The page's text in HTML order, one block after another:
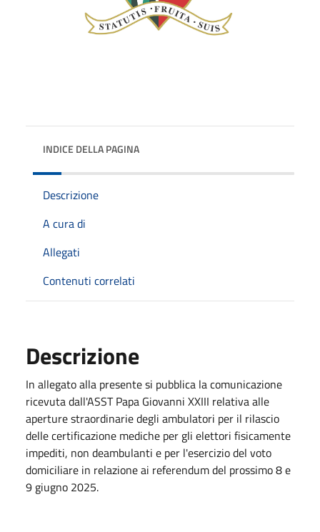
INDICE DELLA PAGINA
Descrizione
A cura di
Allegati
Contenuti correlati
Descrizione
In allegato alla presente si pubblica la comunicazione
ricevuta dall'ASST Papa Giovanni XXIII relativa alle
aperture straordinarie degli ambulatori per il rilascio
delle certificazione mediche per gli elettori fisicamente
impediti, non deambulanti e per l'esercizio del voto
domiciliare in relazione ai referendum del prossimo 8 e
9 giugno 2025.